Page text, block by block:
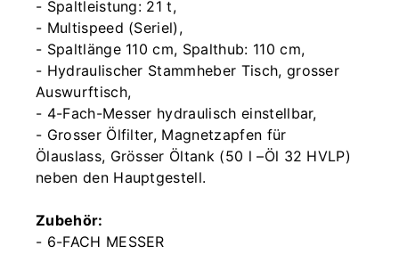
- Spaltleistung: 21 t,
- Multispeed (Seriel),
- Spaltlänge 110 cm, Spalthub: 110 cm,
- Hydraulischer Stammheber Tisch, grosser
Auswurftisch,
- 4-Fach-Messer hydraulisch einstellbar,
- Grosser Ölfilter, Magnetzapfen für
Ölauslass, Grösser Öltank (50 l –Öl 32 HVLP)
neben den Hauptgestell.
Zubehör:
- 6-FACH MESSER